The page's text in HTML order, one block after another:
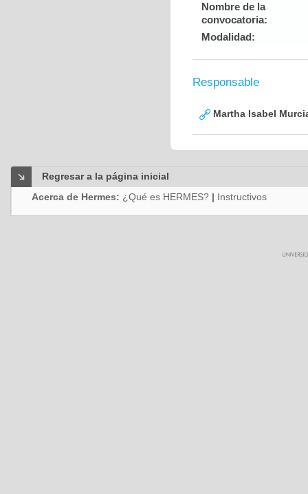
Nombre de la
convocatoria:
Modalidad:
Responsable
Martha Isabel
Regresar a la página inicial
Acerca de Hermes: ¿Qué es HERMES? | Instructivos